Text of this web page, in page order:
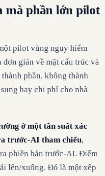
mà phần lớn pilot
pilot vùng nguy hiểm
giản về mặt cấu trúc và
phần, không thành
hay chi phí cho nhà
ở một tần suất xác
trước-AI tham chiếu,
phiên bản trước-AI. Điểm
lên/xuống. Đó là một xếp